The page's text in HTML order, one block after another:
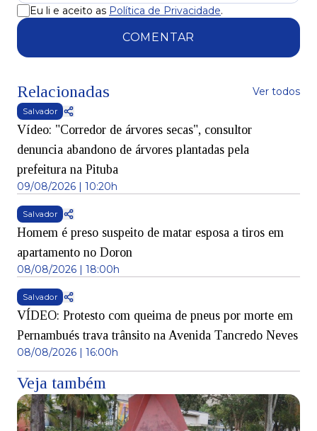
Eu li e aceito as Política de Privacidade.
COMENTAR
Relacionadas Ver todos
Salvador
Vídeo: "Corredor de árvores secas", consultor
denuncia abandono de árvores plantadas pela
prefeitura na Pituba
09/08/2026 | 10:20h
Salvador
Homem é preso suspeito de matar esposa a tiros em
apartamento no Doron
08/08/2026 | 18:00h
Salvador
VÍDEO: Protesto com queima de pneus por morte em
Pernambués trava trânsito na Avenida Tancredo Neves
08/08/2026 | 16:00h
Veja também